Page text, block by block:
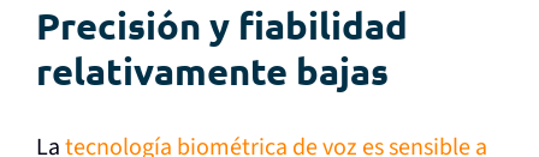
Precisión y fiabilidad
relativamente bajas
Latecnología biométrica de voz es sensible a